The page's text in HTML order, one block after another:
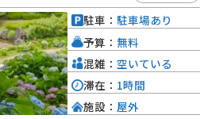
徴的です。夏には流水プールがオープン
景や霧島山を一望することができます。
駐車： 駐車場あり
予算： 無料
混雑： 空いている
滞在： 1時間
施設： 屋外